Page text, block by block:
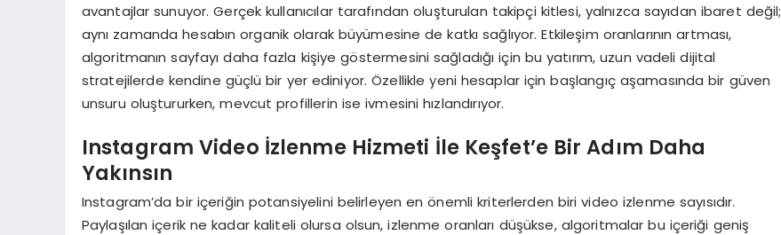
avantajlar sunuyor. Gerçek kullanıcılar tarafından oluşturulan takipçi kitlesi, yalnızca sayıdan ibaret değil;
aynı zamanda hesabın organik olarak büyümesine de katkı sağlıyor. Etkileşim oranlarının artması,
algoritmanın sayfayı daha fazla kişiye göstermesini sağladığı için bu yatırım, uzun vadeli dijital
stratejilerde kendine güçlü bir yer ediniyor. Özellikle yeni hesaplar için başlangıç aşamasında bir güven
unsuru oluştururken, mevcut profillerin ise ivmesini hızlandırıyor.
Instagram Video İzlenme Hizmeti İle Keşfet’e Bir Adım Daha
Yakınsın
Instagram’da bir içeriğin potansiyelini belirleyen en önemli kriterlerden biri video izlenme sayısıdır.
Paylaşılan içerik ne kadar kaliteli olursa olsun, izlenme oranları düşükse, algoritmalar bu içeriği geniş